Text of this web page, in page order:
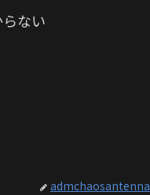
ない
admchaosantenna